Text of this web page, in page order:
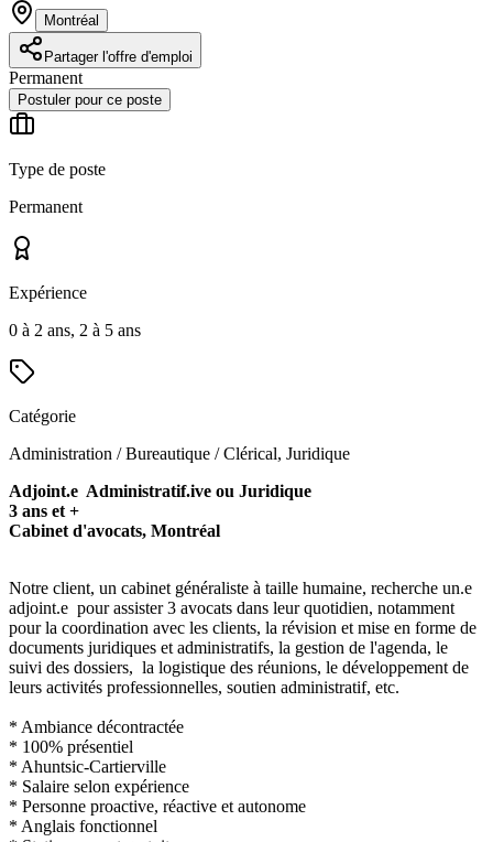
Montréal
Partager l'offre d'emploi
Permanent
Postuler pour ce poste
Type de poste
Permanent
Expérience
0 à 2 ans, 2 à 5 ans
Catégorie
Administration / Bureautique / Clérical, Juridique
Adjoint.e Administratif.ive ou Juridique
3 ans et +
Cabinet d'avocats, Montréal
Notre client, un cabinet généraliste à taille humaine, recherche un.e
adjoint.e pour assister 3 avocats dans leur quotidien, notamment
pour la coordination avec les clients, la révision et mise en forme de
documents juridiques et administratifs, la gestion de l'agenda, le
suivi des dossiers, la logistique des réunions, le développement de
leurs activités professionnelles, soutien administratif, etc.
* Ambiance décontractée
* 100% présentiel
* Ahuntsic-Cartierville
* Salaire selon expérience
* Personne proactive, réactive et autonome
* Anglais fonctionnel